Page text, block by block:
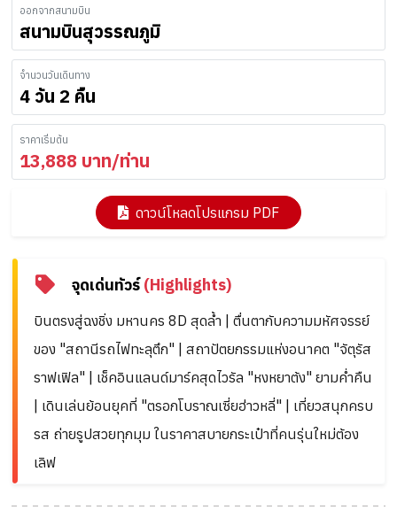
ออกจากสนามบิน
สนามบินสุวรรณภูมิ
จำนวนวันเดินทาง
4 วัน 2 คืน
ราคาเริ่มต้น
13,888 บาท/ท่าน
ดาวน์โหลดโปรแกรม PDF
จุดเด่นทัวร์(Highlights)
บินตรงสู่ฉงชิ่ง มหานคร 8D สุดล้ำ | ตื่นตากับความมหัศจรรย์
ของ "สถานีรถไฟทะลุตึก" | สถาปัตยกรรมแห่งอนาคต "จัตุรัส
ราฟเฟิล" | เช็คอินแลนด์มาร์คสุดไวรัล "หงหยาต้ง" ยามค่ำคืน
| เดินเล่นย้อนยุคที่ "ตรอกโบราณเซี่ยฮ่าวหลี่" | เที่ยวสนุกครบ
รส ถ่ายรูปสวยทุกมุม ในราคาสบายกระเป๋าที่คนรุ่นใหม่ต้อง
เลิฟ